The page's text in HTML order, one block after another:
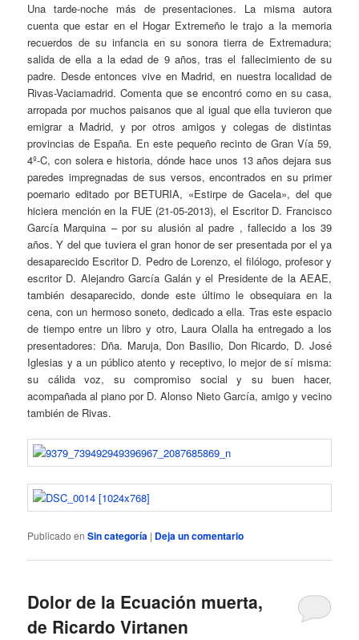
Una tarde-noche más de presentaciones. La misma autora
cuenta que estar en el Hogar Extremeño le trajo a la memoria
recuerdos de su infancia en su sonora tierra de Extremadura;
salida de ella a la edad de 9 años, tras el fallecimiento de su
padre. Desde entonces vive en Madrid, en nuestra localidad de
Rivas-Vaciamadrid. Comenta que se encontró como en su casa,
arropada por muchos paisanos que al igual que ella tuvieron que
emigrar a Madrid, y por otros amigos y colegas de distintas
provincias de España. En este pequeño recinto de Gran Vía 59,
4º-C, con solera e historia, dónde hace unos 13 años dejara sus
paredes impregnadas de sus versos, encontrados en su primer
poemario editado por BETURIA, «Estirpe de Gacela», del que
hiciera mención en la FUE (21-05-2013), el Escritor D. Francisco
García Marquina – por su alusión al padre , fallecido a los 39
años. Y del que tuviera el gran honor de ser presentada por el ya
desaparecido Escritor D. Pedro de Lorenzo, el filólogo, profesor y
escritor D. Alejandro García Galán y el Presidente de la AEAE,
también desaparecido, donde este último le obsequiara en la
cena, con un hermoso soneto, dedicado a ella. Tras este espacio
de tiempo entre un libro y otro, Laura Olalla ha entregado a los
presentadores: Dña. Maruja, Don Basilio, Don Ricardo, D. José
Iglesias y a un público atento y receptivo, lo mejor de sí misma:
su cálida voz, su compromiso social y su buen hacer,
acompañada al piano por D. Alonso Nieto García, amigo y vecino
también de Rivas.
Publicado en Sin categoría | Deja un comentario
Dolor de la Ecuación muerta,
de Ricardo Virtanen